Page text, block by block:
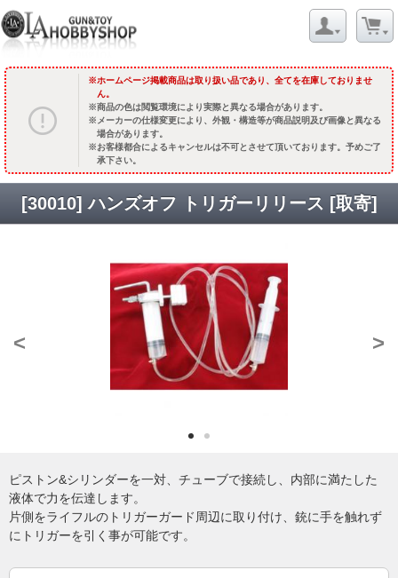
ホームページ掲載商品は取り扱い品であり、全てを在庫しておりませ
ん。
商品の色は閲覧環境により実際と異なる場合があります。
メーカーの仕様変更により、外観・構造等が商品説明及び画像と異なる
場合があります。
お客様都合によるキャンセルは不可とさせて頂いております。予めご了
承下さい。
[30010] ハンズオフ トリガーリリース [取寄]
< >
ピストン&シリンダーを一対、チューブで接続し、内部に満たした
液体で力を伝達します。
片側をライフルのトリガーガード周辺に取り付け、銃に手を触れず
にトリガーを引く事が可能です。